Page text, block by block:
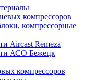
компрессоров
компрессорные
Aircast Remeza
АСО Бежецк
компрессоров